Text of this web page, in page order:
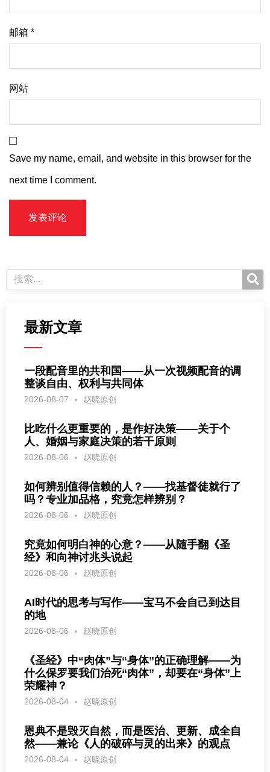
邮箱 *
网站
Save my name, email, and website in this browser for the
next time I comment.
最新文章
一段配音里的共和国——从一次视频配音的调
整谈自由、权利与共同体
2026-08-07 赵晓原创
比吃什么更重要的，是作好决策——关于个
人、婚姻与家庭决策的若干原则
2026-08-06 赵晓原创
如何辨别值得信赖的人？——找基督徒就行了
吗？专业加品格，究竟怎样辨别？
2026-08-06 赵晓原创
究竟如何明白神的心意？——从随手翻《圣
经》和向神讨兆头说起
2026-08-06 赵晓原创
AI时代的思考与写作——宝马不会自己到达目
的地
2026-08-06 赵晓原创
《圣经》中“肉体”与“身体”的正确理解——为
什么保罗要我们治死“肉体”，却要在“身体”上
荣耀神？
2026-08-04 赵晓原创
恩典不是毁灭自然，而是医治、更新、成全自
然——兼论《人的破碎与灵的出来》的观点
2026-08-04 赵晓原创